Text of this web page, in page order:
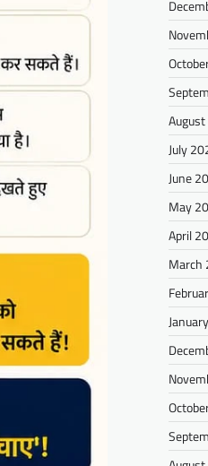
July
June
May
April
March